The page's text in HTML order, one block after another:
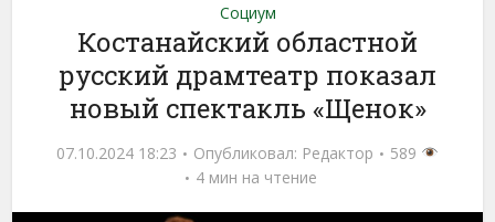
Социум
Костанайский областной
русский драмтеатр показал
новый спектакль «Щенок»
07.10.2024 18:23 Опубликовал: Редактор
589
4 мин на чтение